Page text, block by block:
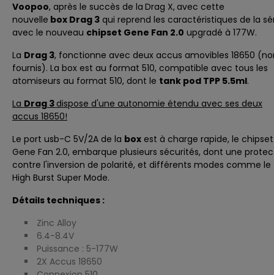
Voopoo, après le succès de la Drag X,avec cette
nouvelle box Drag 3 qui reprend les caractéristiques de la
avec le nouveau chipset Gene Fan 2.0 upgradé à 177W.
La Drag 3, fonctionne avec deux accus amovibles 18650
fournis). La box est au format 510, compatible avec tous les
atomiseurs au format 510, dont le tank pod TPP 5.5ml.
La Drag 3dispose d'une autonomie étendu avec ses deux
accus 18650!
Le port usb-C 5V/2A de la box est à charge rapide, le chipset
Gene Fan 2.0, embarque plusieurs sécurités, dont une
contre l'inversion de polarité, et différents modes comme le
High Burst Super Mode.
Détails techniques :
Zinc Alloy
6.4-8.4V
Puissance : 5-177W
2X Accus 18650